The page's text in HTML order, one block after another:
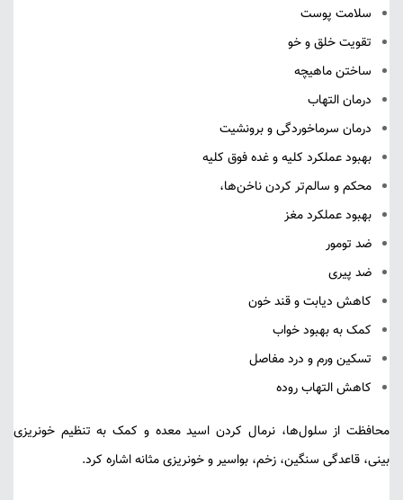
سلامت پوست
تقویت خلق و خو
ساختن ماهیچه
درمان التهاب
درمان سرماخوردگی و برونشیت
بهبود عملکرد کلیه و غده فوق کلیه
محکم و سالم‌تر کردن ناخن‌ها،
بهبود عملکرد مغز
ضد تومور
ضد پیری
کاهش دیابت و قند خون
کمک به بهبود خواب
تسکین ورم و درد مفاصل
کاهش التهاب روده
محافظت از سلول‌ها، نرمال کردن اسید معده و کمک به تنظیم خونریزی
بینی، قاعدگی سنگین، زخم، بواسیر و خونریزی مثانه اشاره کرد.